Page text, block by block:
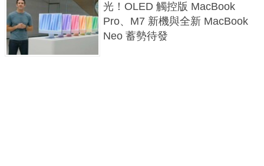
光！OLED 觸控版 MacBook
Pro、M7 新機與全新 MacBook
Neo 蓄勢待發